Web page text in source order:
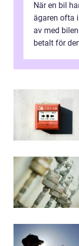
När en bil
ägaren ofta
av med
betalt för